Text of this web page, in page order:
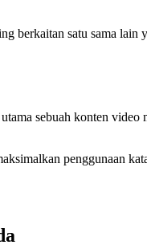
berkaitan satu sama lain
sebuah konten video
penggunaan